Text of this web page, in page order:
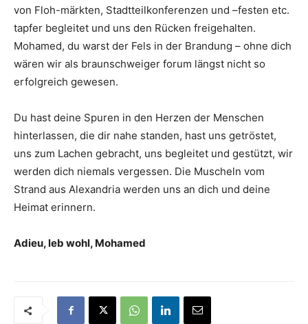
von Floh-märkten, Stadtteilkonferenzen und –festen etc.
tapfer begleitet und uns den Rücken freigehalten.
Mohamed, du warst der Fels in der Brandung – ohne dich
wären wir als braunschweiger forum längst nicht so
erfolgreich gewesen.
Du hast deine Spuren in den Herzen der Menschen
hinterlassen, die dir nahe standen, hast uns getröstet,
uns zum Lachen gebracht, uns begleitet und gestützt, wir
werden dich niemals vergessen. Die Muscheln vom
Strand aus Alexandria werden uns an dich und deine
Heimat erinnern.
Adieu, leb wohl, Mohamed